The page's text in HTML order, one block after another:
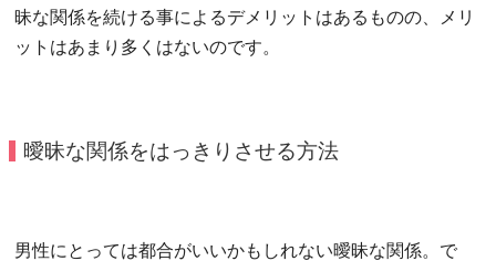
昧な関係を続ける事によるデメリットはあるものの、メリ
ットはあまり多くはないのです。
曖昧な関係をはっきりさせる方法
男性にとっては都合がいいかもしれない曖昧な関係。で